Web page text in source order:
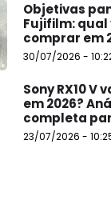
Objetivas
Fujifilm: qual
comprar em
30/07/2026 -
Sony RX10 V
em 2026?
completa
23/07/2026 -